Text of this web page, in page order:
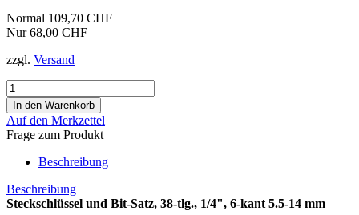
Normal 109,70 CHF
Nur 68,00 CHF
zzgl. Versand
Auf den Merkzettel
Frage zum Produkt
Beschreibung
Beschreibung
Steckschlüssel und Bit-Satz, 38-tlg., 1/4", 6-kant 5.5-14 mm